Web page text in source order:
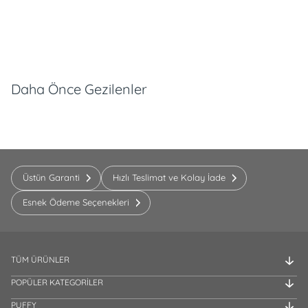
Daha Önce Gezilenler
Üstün Garanti Hızlı Teslimat ve Kolay İade
Esnek Ödeme Seçenekleri
TÜM ÜRÜNLER
POPÜLER KATEGORİLER
PUFFY